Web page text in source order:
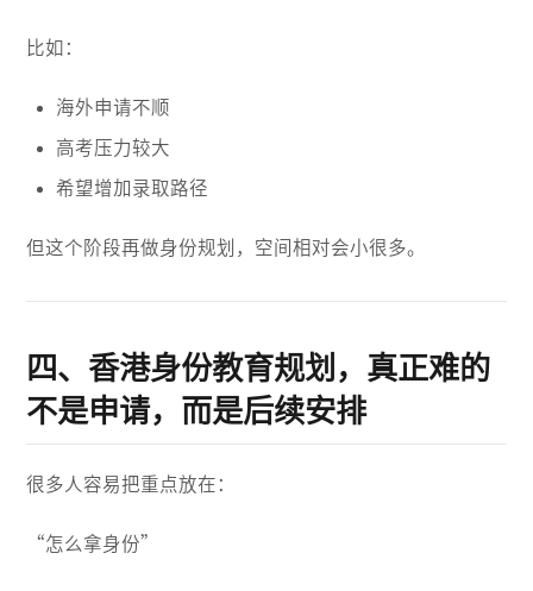
比如：
海外申请不顺
高考压力较大
希望增加录取路径
但这个阶段再做身份规划，空间相对会小很多。
四、香港身份教育规划，真正难的
不是申请，而是后续安排
很多人容易把重点放在：
“怎么拿身份”